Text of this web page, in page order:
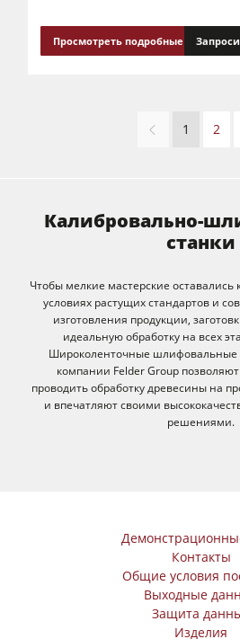
Просмотреть подробные сведения
1 2
Калибровально-
станки
Чтобы мелкие мастерские
условиях растущих стандартов и
изготовления продукции,
идеальную обработку на всех
Широколенточные шлифовальные
компании Felder Group
проводить обработку древесины на
и впечатляют своими
решениями.
Контакты
Общие условия
Выходные
Защита
Изделия